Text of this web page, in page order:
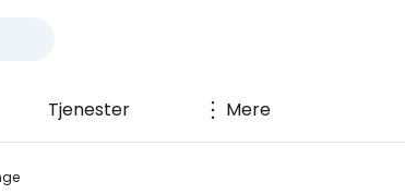
Tjenester Mere